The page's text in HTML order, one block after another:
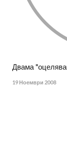
Двама
19 Ноември 2008